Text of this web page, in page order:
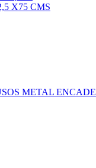
X75 CMS
METAL